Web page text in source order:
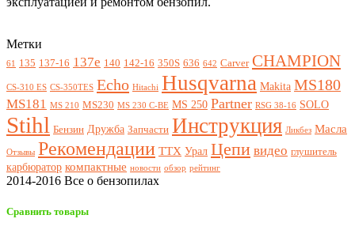
Метки
61 135 137-16 137e 140 142-16 350S 636 642 Carver CHAMPION
CS-310 ES CS-350TES Echo Hitachi Husqvarna Makita MS180
MS181 MS 210 MS230 MS 230 C-BE MS 250 Partner RSG 38-16 SOLO
Stihl Бензин Дружба Запчасти Инструкция Ликбез Масла
Отзывы Рекомендации ТТХ Урал Цепи видео глушитель
карбюратор компактные новости обзор рейтинг
2014-2016 Все о бензопилах
Сравнить товары